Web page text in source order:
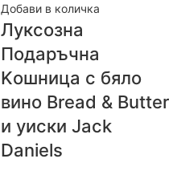
Добави в количка
Луксозна
Подаръчна
Kошница с бяло
вино Bread & Butter
и уиски Jack
Daniels